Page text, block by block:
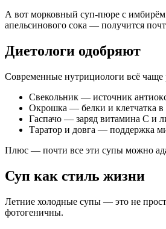
А вот морковный суп-пюре с имбирём
апельсинового сока — получится
Диетологи одобряют
Современные нутрициологи всё чаще
Свекольник — источник
Окрошка — белки и клетчатка в
Гаспачо — заряд витамина С и
Таратор и довга — поддержка
Плюс — почти все эти супы можно
Суп как стиль жизни
Летние холодные супы — это не
фотогеничны.